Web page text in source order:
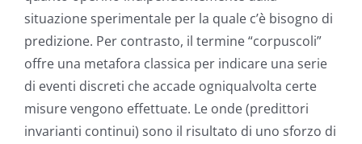
situazione sperimentale per la quale c’è bisogno di
predizione. Per contrasto, il termine “corpuscoli”
offre una metafora classica per indicare una serie
di eventi discreti che accade ogniqualvolta certe
misure vengono effettuate. Le onde (predittori
invarianti continui) sono il risultato di uno sforzo di